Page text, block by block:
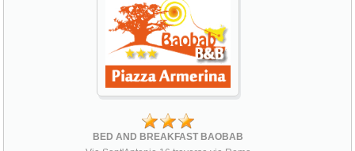
BED AND BREAKFAST BAOBAB
Via Sant'Antonio 16 traversa via Roma
94015 Piazza Armerina (EN)